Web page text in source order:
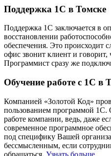
Поддержка 1С в Томске
Поддержка 1С заключается в
восстановлении
обеспечения. Это происходит
офис звонит клиент и говорит,
Программист сразу же
Обучение работе с 1С в
Компанией «Золотой Код»
пользованием программой 1С.
работе компании, ведь, даже
современное программное
под специфику Вашей
бессмысленным, если
обращаться. Узнать больше